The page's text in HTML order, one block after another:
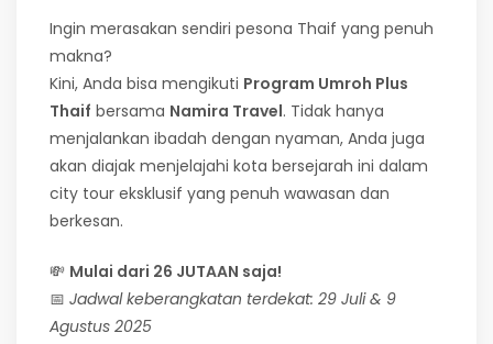
Ingin merasakan sendiri pesona Thaif yang penuh
makna?
Kini, Anda bisa mengikuti Program Umroh Plus
Thaif bersama Namira Travel. Tidak hanya
menjalankan ibadah dengan nyaman, Anda juga
akan diajak menjelajahi kota bersejarah ini dalam
city tour eksklusif yang penuh wawasan dan
berkesan.
💸 Mulai dari 26 JUTAAN saja!
📅 Jadwal keberangkatan terdekat: 29 Juli & 9
Agustus 2025